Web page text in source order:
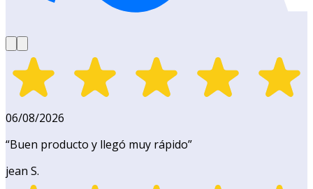
06/08/2026
“Buen producto y llegó muy rápido”
jean S.